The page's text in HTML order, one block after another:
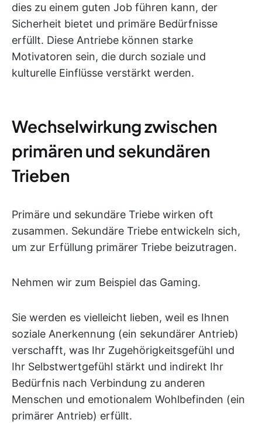
dies zu einem guten Job führen kann, der
Sicherheit bietet und primäre Bedürfnisse
erfüllt. Diese Antriebe können starke
Motivatoren sein, die durch soziale und
kulturelle Einflüsse verstärkt werden.
Wechselwirkung zwischen
primären und sekundären
Trieben
Primäre und sekundäre Triebe wirken oft
zusammen. Sekundäre Triebe entwickeln sich,
um zur Erfüllung primärer Triebe beizutragen.
Nehmen wir zum Beispiel das Gaming.
Sie werden es vielleicht lieben, weil es Ihnen
soziale Anerkennung (ein sekundärer Antrieb)
verschafft, was Ihr Zugehörigkeitsgefühl und
Ihr Selbstwertgefühl stärkt und indirekt Ihr
Bedürfnis nach Verbindung zu anderen
Menschen und emotionalem Wohlbefinden (ein
primärer Antrieb) erfüllt.